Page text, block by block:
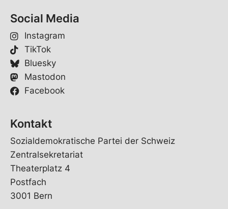
Social Media
Instagram
TikTok
Bluesky
Mastodon
Facebook
Kontakt
Sozialdemokratische Partei der Schweiz
Zentralsekretariat
Theaterplatz 4
Postfach
3001 Bern